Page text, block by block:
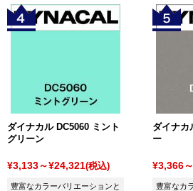
ダイナカル DC5060 ミント
グリーン
¥3,133～¥24,321(税込)
豊富なカラーバリエーションと
ダイナカ
ー
¥3,366
豊富なカ